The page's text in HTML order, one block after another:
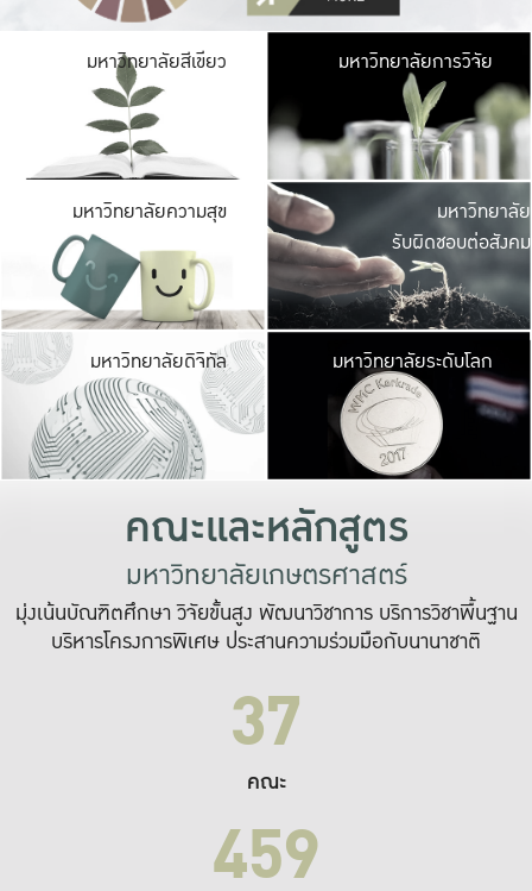
มหาวิทยาลัยสีเขียว มหาวิ
มีพื้นที่เขียวสดใส
เป็นป่าในเมือง เกษต
มหาวิทยาลัยการวิจัย
มหาวิทยาลัยความสุข มหาวิ
ค
เปิดประ
และพบเรื่องราวใ
มหาวิทยาลัย
รับผิดชอบต่อสังคม
มหาวิทยาลัยดิจิทัล มหาวิ
เปลี่ยนแปลง แล
เพื่อทำง
ระบบสารสนเทศ
มหาวิทยาลัยระดับโลก
คณะและหลักสูตร
มหาวิทยาลัยเกษตรศาสตร์
มุ่งเน้นบัณฑิตศึกษา วิจัยขั้นสูง พัฒนาวิชาการ บริการวิชาพื้นฐาน
บริหารโครงการพิเศษ ประสานความร่วมมือกับนานาชาติ
37
คณะ
459